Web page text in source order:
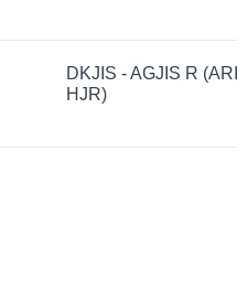
DKJIS - AGJIS R
HJR)